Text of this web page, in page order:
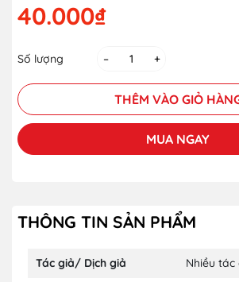
40.000₫
Số lượng – +
THÊM VÀO GIỎ
MUA NGAY
THÔNG TIN SẢN PHẨM
Tác giả/ Dịch giả Nhiều tác